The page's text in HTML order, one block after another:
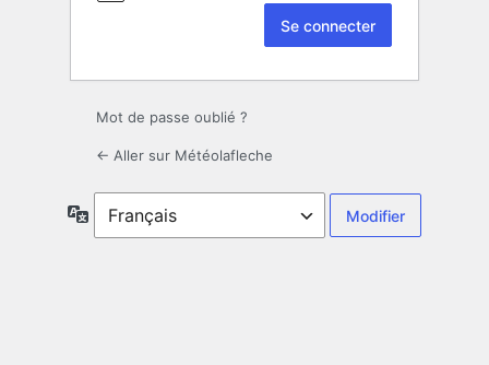
Mot de passe oublié ?
← Aller sur Météolafleche
Langue